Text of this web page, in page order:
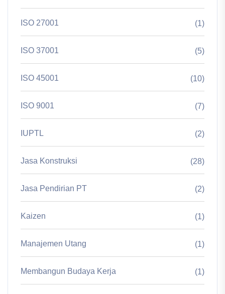
ISO 27001 (1)
ISO 37001 (5)
ISO 45001 (10)
ISO 9001 (7)
IUPTL (2)
Jasa Konstruksi (28)
Jasa Pendirian PT (2)
Kaizen (1)
Manajemen Utang (1)
Membangun Budaya Kerja (1)